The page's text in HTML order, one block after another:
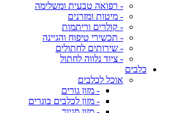
- רפואה טבעית ומשלימה
- מיטות ומזרנים
- קולרים וריתמות
- תכשירי טיפוח והגיינה
- שירותים לחתולים
- ציוד נלווה לחתול
כלבים
אוכל לכלבים
- מזון גורים
- מזון לכלבים בוגרים